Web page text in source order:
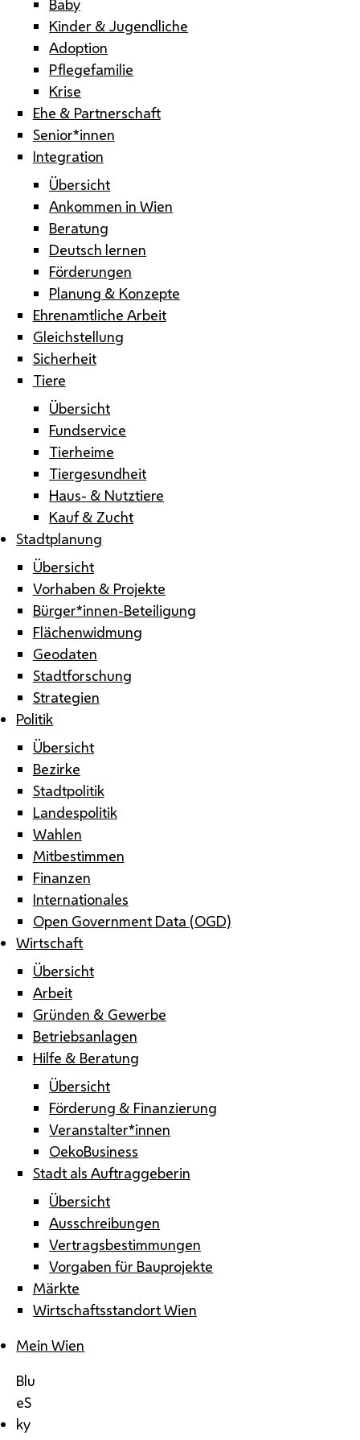
Kinder & Jugendliche
Adoption
Pflegefamilie
Krise
Ehe & Partnerschaft
Senior*innen
Integration
Übersicht
Ankommen in Wien
Beratung
Deutsch lernen
Förderungen
Planung & Konzepte
Ehrenamtliche Arbeit
Gleichstellung
Sicherheit
Tiere
Übersicht
Fundservice
Tierheime
Tiergesundheit
Haus- & Nutztiere
Kauf & Zucht
Stadtplanung
Übersicht
Vorhaben & Projekte
Bürger*innen-Beteiligung
Flächenwidmung
Geodaten
Stadtforschung
Strategien
Politik
Übersicht
Bezirke
Stadtpolitik
Landespolitik
Wahlen
Mitbestimmen
Finanzen
Internationales
Open Government Data (OGD)
Wirtschaft
Übersicht
Arbeit
Gründen & Gewerbe
Betriebsanlagen
Hilfe & Beratung
Übersicht
Förderung & Finanzierung
Veranstalter*innen
OekoBusiness
Stadt als Auftraggeberin
Übersicht
Ausschreibungen
Vertragsbestimmungen
Vorgaben für Bauprojekte
Märkte
Wirtschaftsstandort Wien
Mein Wien
Blu
eS
ky